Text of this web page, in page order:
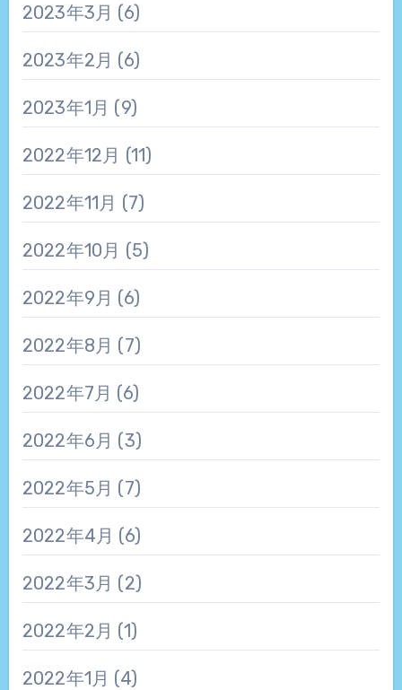
2023年3月 (6)
2023年2月 (6)
2023年1月 (9)
2022年12月 (11)
2022年11月 (7)
2022年10月 (5)
2022年9月 (6)
2022年8月 (7)
2022年7月 (6)
2022年6月 (3)
2022年5月 (7)
2022年4月 (6)
2022年3月 (2)
2022年2月 (1)
2022年1月 (4)